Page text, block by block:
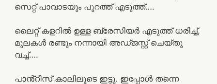
സെറ്റ് പാവാടയും പുറത്ത് എടുത്ത്….
ലൈറ്റ് കളറിൽ ഉള്ള ബ്രേസിയർ എടുത്ത് ധരിച്ച്,
മുലകൾ രണ്ടും നന്നായി അഡ്ജസ്റ്റ് ചെയ്തു
വച്ച്….
പാൻ്റീസ് കാലിലൂടെ ഇട്ടു. ഇപ്പോൾ തന്നെ